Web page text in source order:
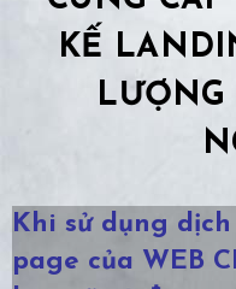
KẾ
LƯỢNG
Khi sử dụng
page của WEB